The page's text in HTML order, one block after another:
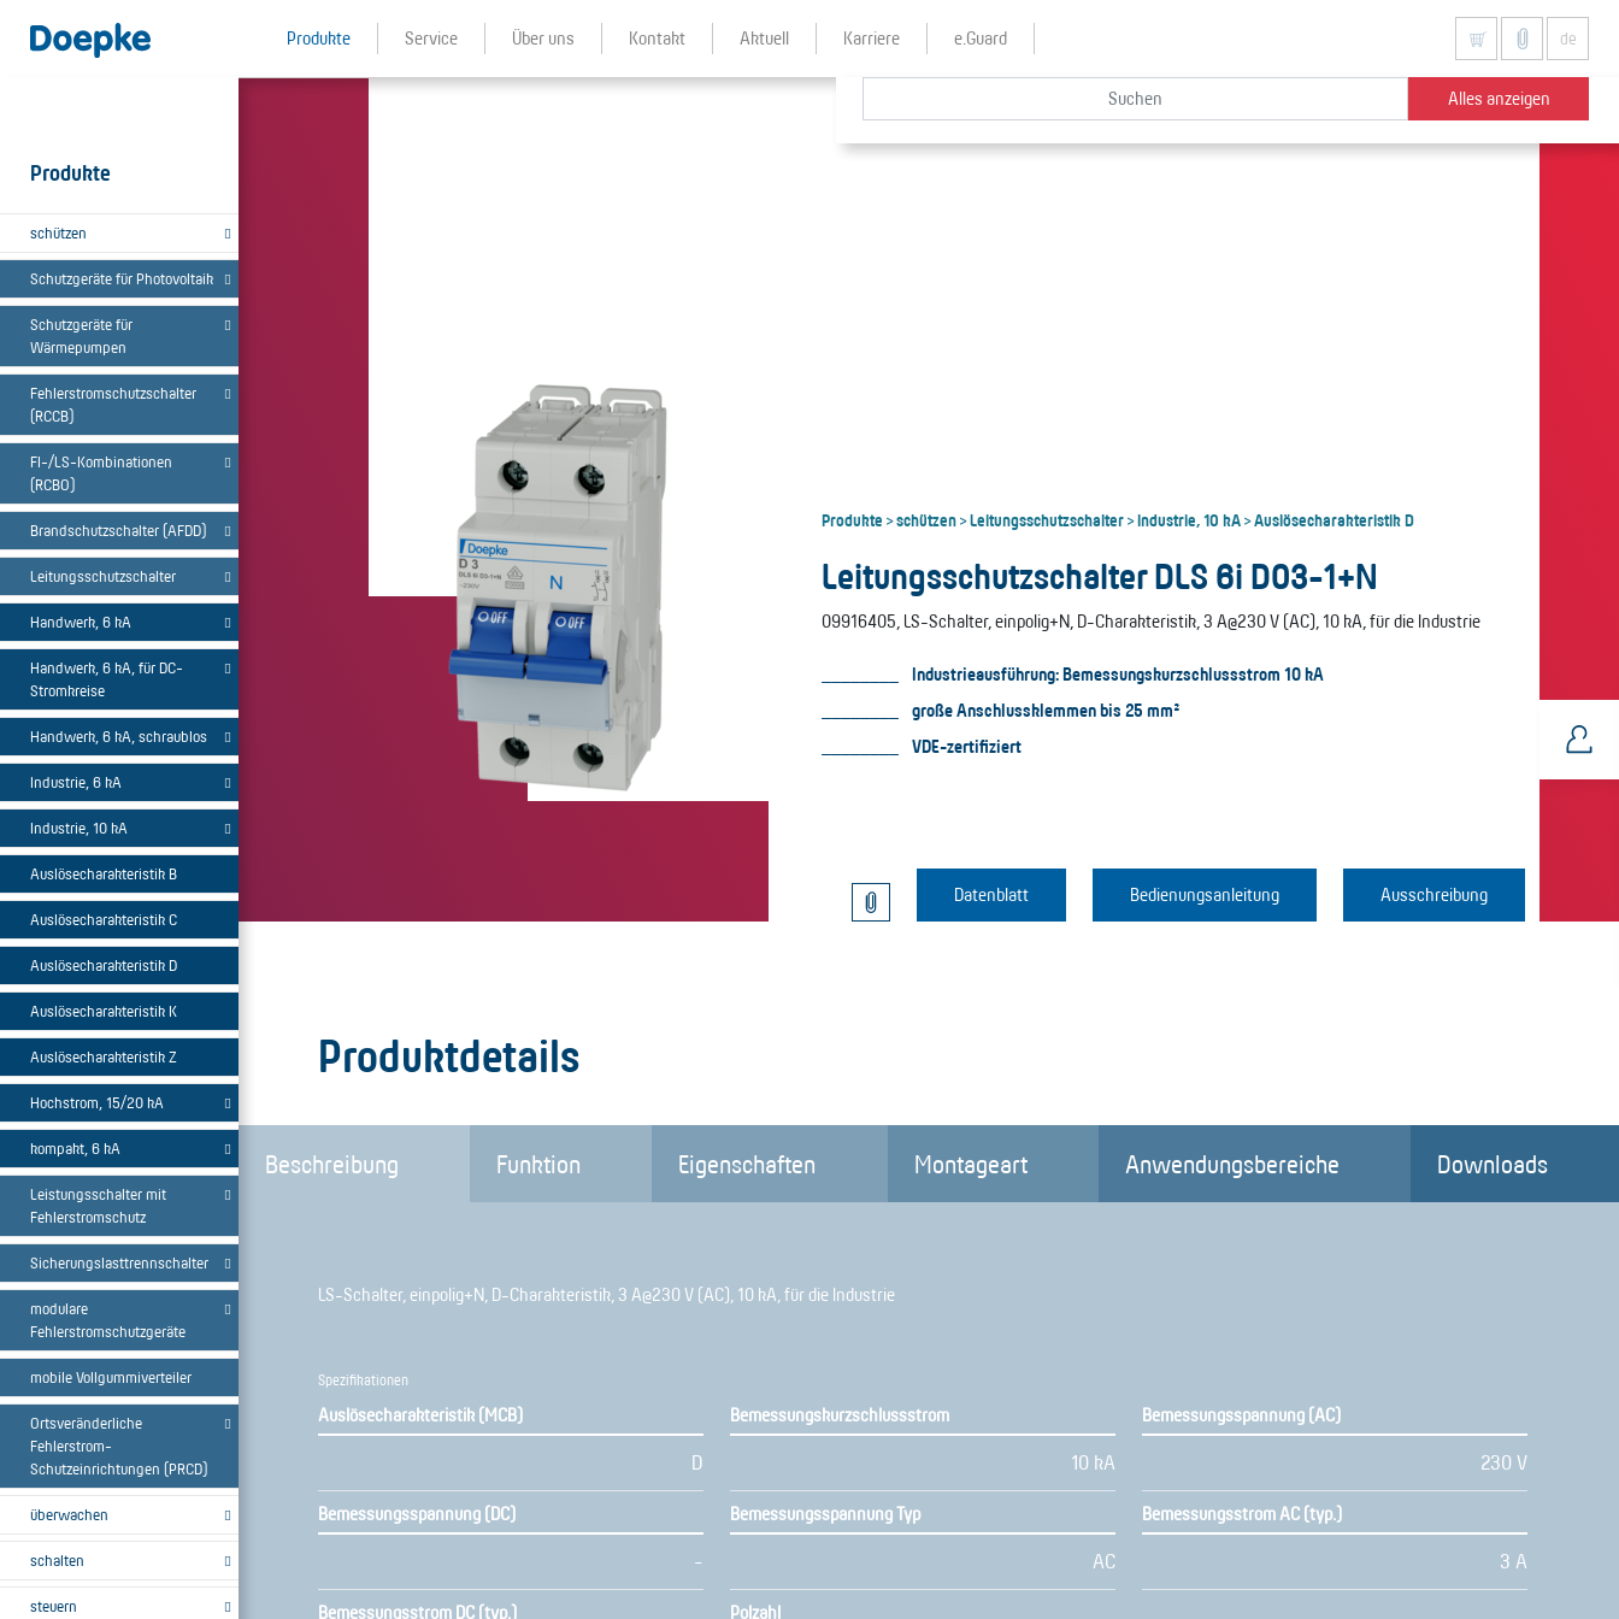
de
Produkte Service Über uns Kontakt Aktuell Karriere e.Guard
Alles anzeigen
Produkte
schützen
Schutzgeräte für Photovoltaik
Schutzgeräte für
Wärmepumpen
Fehlerstromschutzschalter
(RCCB)
FI-/LS-Kombinationen
(RCBO)
Brandschutzschalter (AFDD)
Leitungsschutzschalter
Handwerk, 6 kA
Handwerk, 6 kA, für DC-
Stromkreise
Handwerk, 6 kA, schraublos
Industrie, 6 kA
Industrie, 10 kA
Auslösecharakteristik B
Auslösecharakteristik C
Auslösecharakteristik D
Auslösecharakteristik K
Auslösecharakteristik Z
Hochstrom, 15/20 kA
kompakt, 6 kA
Leistungsschalter mit
Fehlerstromschutz
Sicherungslasttrennschalter
modulare
Fehlerstromschutzgeräte
mobile Vollgummiverteiler
Ortsveränderliche
Fehlerstrom-
Schutzeinrichtungen (PRCD)
überwachen
schalten
steuern
Produkte >schützen>Leitungsschutzschalter>Industrie, 10 kA>Auslösecharakteristik D
Leitungsschutzschalter DLS 6i D03-1+N
09916405, LS-Schalter, einpolig+N, D-Charakteristik, 3 A@230 V (AC), 10 kA, für die Industrie
Industrieausführung: Bemessungskurzschlussstrom 10 kA
große Anschlussklemmen bis 25 mm²
VDE-zertifiziert
Datenblatt Bedienungsanleitung Ausschreibung
Produktdetails
Beschreibung Funktion Eigenschaften Montageart Anwendungsbereiche Downloads
LS-Schalter, einpolig+N, D-Charakteristik, 3 A@230 V (AC), 10 kA, für die Industrie
Spezifikationen
Auslösecharakteristik (MCB)
D
Bemessungskurzschlussstrom
10 kA
Bemessungsspannung (AC)
230 V
Bemessungsspannung (DC)
-
Bemessungsspannung Typ
AC
Bemessungsstrom AC (typ.)
3 A
Bemessungsstrom DC (typ.) Polzahl